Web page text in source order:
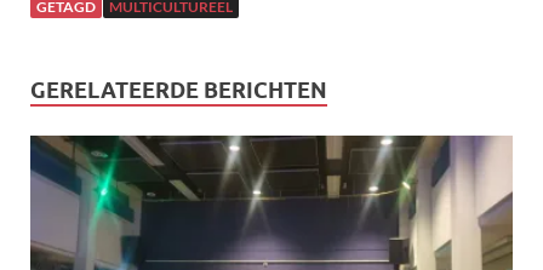
GETAGD MULTICULTUREEL
GERELATEERDE BERICHTEN